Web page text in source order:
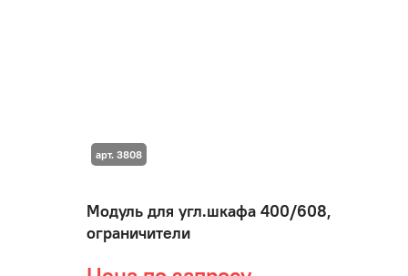
Модуль для угл.шкафа 400/608,
ограничители
арт. 3808